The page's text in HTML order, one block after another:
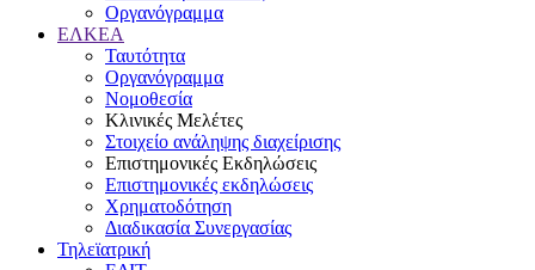
Οργανόγραμμα
ΕΛΚΕΑ
Ταυτότητα
Οργανόγραμμα
Νομοθεσία
Κλινικές Μελέτες
Στοιχείο ανάληψης διαχείρισης
Επιστημονικές Εκδηλώσεις
Επιστημονικές εκδηλώσεις
Χρηματοδότηση
Διαδικασία Συνεργασίας
Τηλεϊατρική